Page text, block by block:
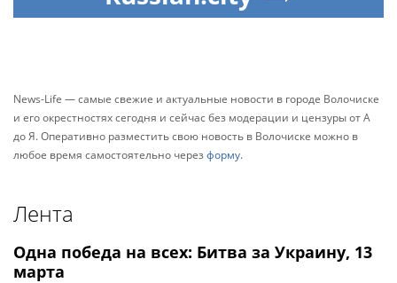
News-Life — самые свежие и актуальные новости в городе Волочиске
и его окрестностях сегодня и сейчас без модерации и цензуры от А
до Я. Оперативно разместить свою новость в Волочиске можно в
любое время самостоятельно черезформу.
Лента
Одна победа на всех: Битва за Украину, 13
марта